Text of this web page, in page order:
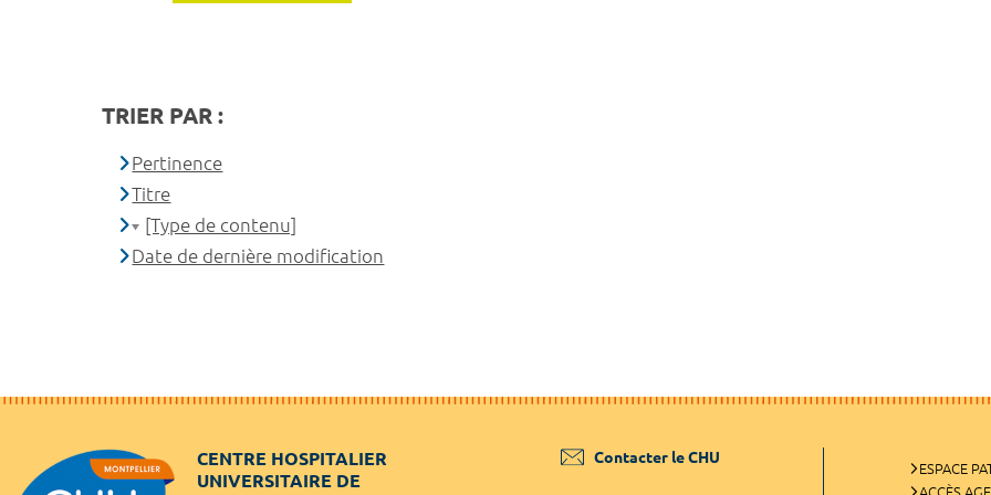
TRIER PAR :
Pertinence
Titre
[Type de contenu]
Date de dernière modification
CENTRE HOSPITALIER
UNIVERSITAIRE DE
Contacter le CHU
ESPACE
ACCÈS